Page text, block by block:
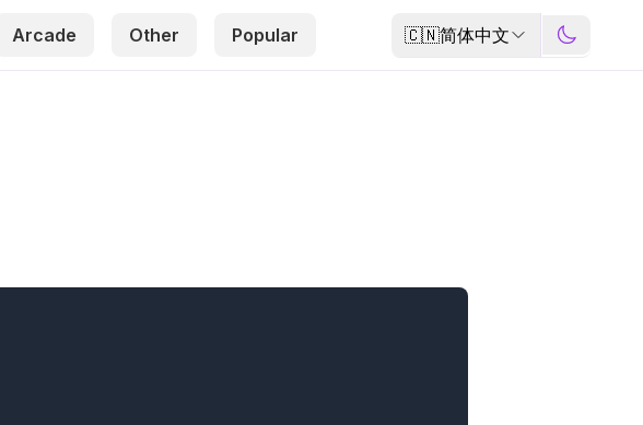
Arcade Other Popular 🇨🇳简体中文